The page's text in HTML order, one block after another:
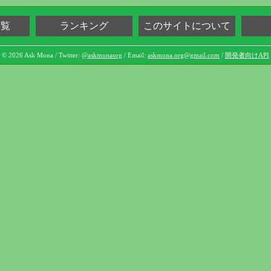
ランキング このサイトについて
© 2026 Ask Mona / Twitter: @askmonaorg / Email: askmona.org@gmail.com / 開発者向けAPI